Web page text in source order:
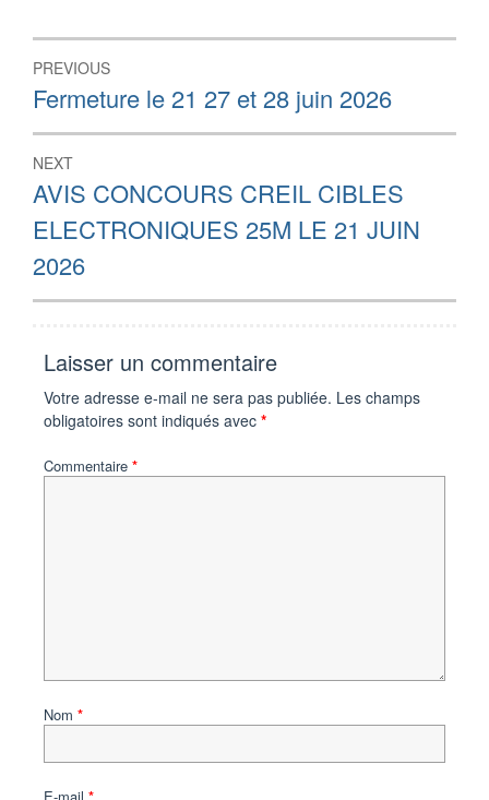
Navigation
de
l’article
PREVIOUS
Previous
post:
Fermeture le 21 27 et 28 juin 2026
NEXT
Next
post:
AVIS CONCOURS CREIL CIBLES
ELECTRONIQUES 25M LE 21 JUIN
2026
Laisser un commentaire
Votre adresse e-mail ne sera pas publiée. Les champs
obligatoires sont indiqués avec *
Commentaire *
Nom *